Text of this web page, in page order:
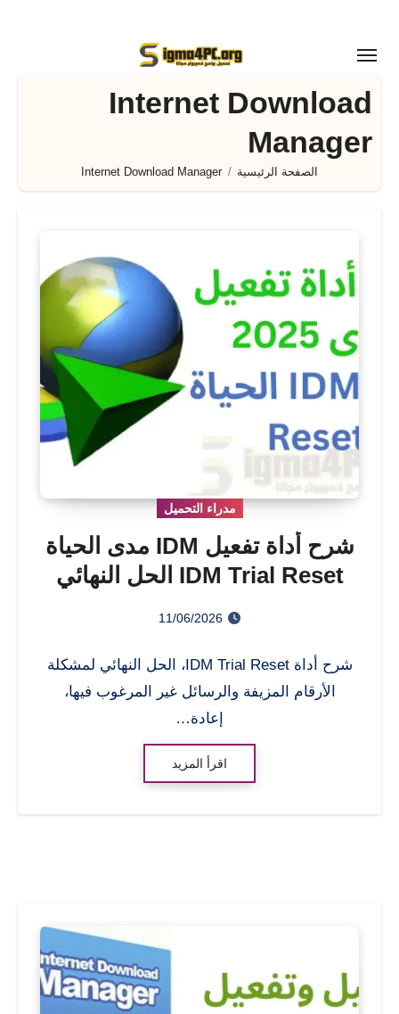
المحتوى
Internet Download
Manager
الصفحة الرئيسية Internet Download Manager
مدراء التحميل
شرح أداة تفعيل IDM مدى الحياة
IDM Trial Reset الحل النهائي
11/06/2026
شرح أداة IDM Trial Reset، الحل النهائي لمشكلة
الأرقام المزيفة والرسائل غير المرغوب فيها،
إعادة…
اقرأ المزيد